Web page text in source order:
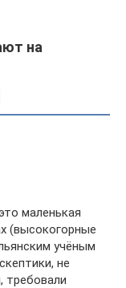
на
маленькая
(высокогорные
учёным
не
требовали